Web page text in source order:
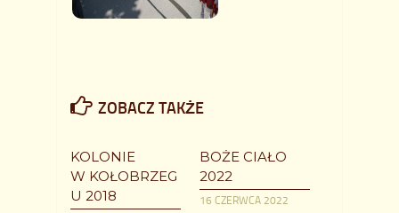
ZOBACZ TAKŻE
KOLONIE
W KOŁOBRZEG
U 2018
BOŻE CIAŁO
2022
16 CZERWCA 2022